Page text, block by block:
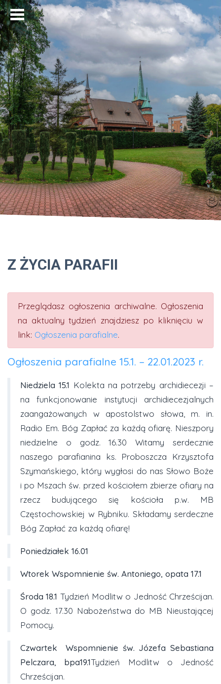
Strona główna
Z ŻYCIA PARAFII
Przeglądasz ogłoszenia archiwalne. Ogłoszenia
na aktualny tydzień znajdziesz po kliknięciu w
link: Ogłoszenia parafialne.
Ogłoszenia parafialne 15.1. – 22.01.2023 r.
Niedziela 15.1 Kolekta na potrzeby archidiecezji –
na funkcjonowanie instytucji archidiecezjalnych
zaangażowanych w apostolstwo słowa, m. in.
Radio Em. Bóg Zapłać za każdą ofiarę. Nieszpory
niedzielne o godz. 16.30 Witamy serdecznie
naszego parafianina ks. Proboszcza Krzysztofa
Szymańskiego, który wygłosi do nas Słowo Boże
i po Mszach św. przed kościołem zbierze ofiary na
rzecz budującego się kościoła p.w. MB
Częstochowskiej w Rybniku. Składamy serdeczne
Bóg Zapłać za każdą ofiarę!
Poniedziałek 16.01
Wtorek Wspomnienie św. Antoniego, opata 17.1
Środa18.1 Tydzień Modlitw o Jedność Chrześcijan.
O godz. 17.30 Nabożeństwa do MB Nieustającej
Pomocy.
Czwartek
Wspomnienie św. Józefa Sebastiana
Pelczara, bpa19.1Tydzień Modlitw o Jedność
Chrześcijan.